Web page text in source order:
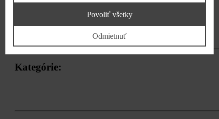
hovorca
hovorca@kaufland.sk
Kategórie:
Odmietnuť
Povoliť všetky